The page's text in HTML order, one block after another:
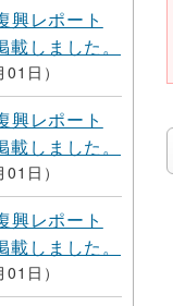
興レポート
しました。
01日
興レポート
しました。
01日
興レポート
しました。
01日